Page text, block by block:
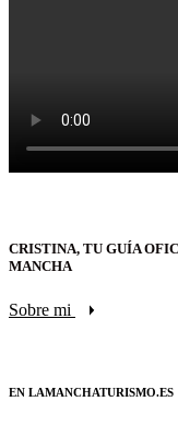
CRISTINA, TU GUÍA
MANCHA
Sobre mi
EN LAMANCHATURISMO.ES